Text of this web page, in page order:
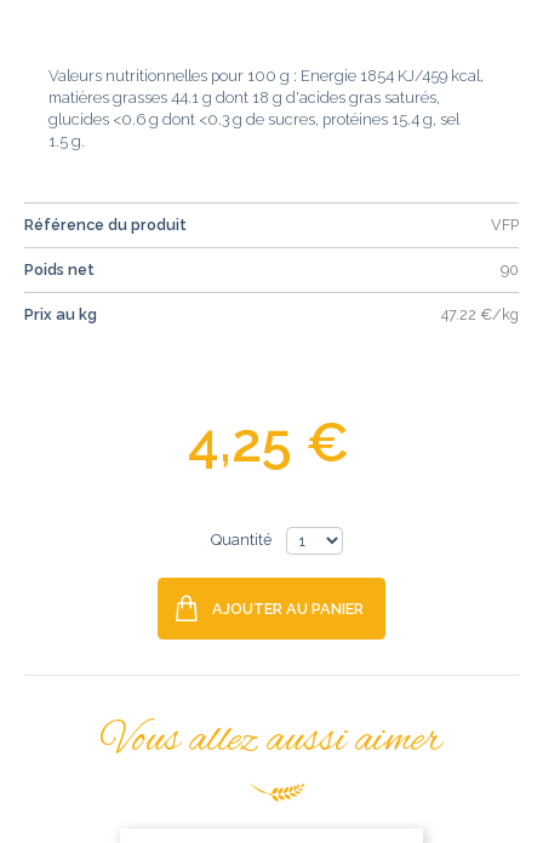
Valeurs nutritionnelles pour 100 g : Energie 1854 KJ/459 kcal,
matières grasses 44.1 g dont 18 g d'acides gras saturés,
glucides <0.6 g dont <0.3 g de sucres, protéines 15.4 g, sel
1.5 g.
Référence du produit VFP
Poids net 90
Prix au kg 47.22 €/kg
4,25 €
Quantité
AJOUTER AU PANIER
Vous allez aussi aimer